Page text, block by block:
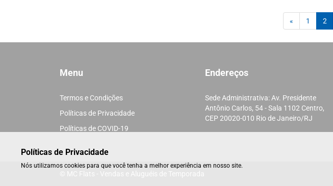
« 1 2
Menu
Termos e Condições
Políticas de Privacidade
Políticas de COVID-19
Endereços
Sede Administrativa: Av. Presidente
Antônio Carlos, 54 - Sala 1102 Centro,
CEP 20020-010 Rio de Janeiro/RJ
© MC Flats - Vendas e Aluguéis de Temporada
Políticas de Privacidade
Nós utilizamos cookies para que você tenha a melhor experiência em nosso site.